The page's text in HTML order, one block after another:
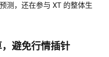
测，还在参与 XT 的整体生
避免行情插针